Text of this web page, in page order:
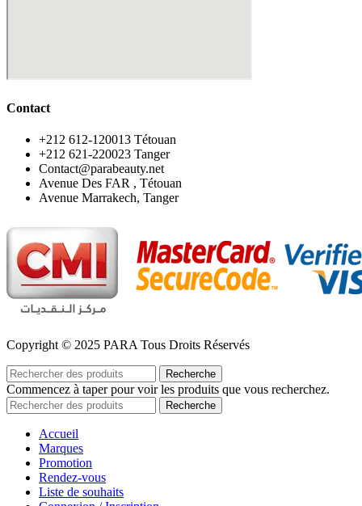
Contact
‪+212 612-120013 Tétouan
‪+212 621-220023 Tanger
Contact@parabeauty.net
Avenue Des FAR , Tétouan
Avenue Marrakech, Tanger
Copyright © 2025 PARA Tous Droits Réservés
Recherche
Commencez à taper pour voir les produits que vous recherchez.
Recherche
Accueil
Marques
Promotion
Rendez-vous
Liste de souhaits